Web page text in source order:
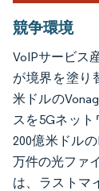
競争環境
VoIPサービス
が境界を塗り
米ドルの
スを5Gネッ
200億米ドル
万件の光ファ
は、ラストマ